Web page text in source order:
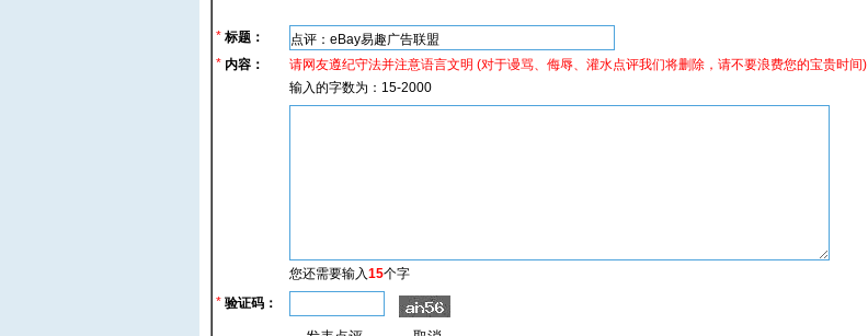
* 标题：
* 内容：
请网友遵纪守法并注意语言文明 (对于谩骂、侮辱、灌水点评我们将删除，请不要浪费您的宝贵时间)
输入的字数为：15-2000
您还需要输入15个字
* 验证码：